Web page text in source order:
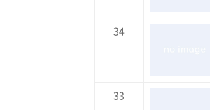
34
33